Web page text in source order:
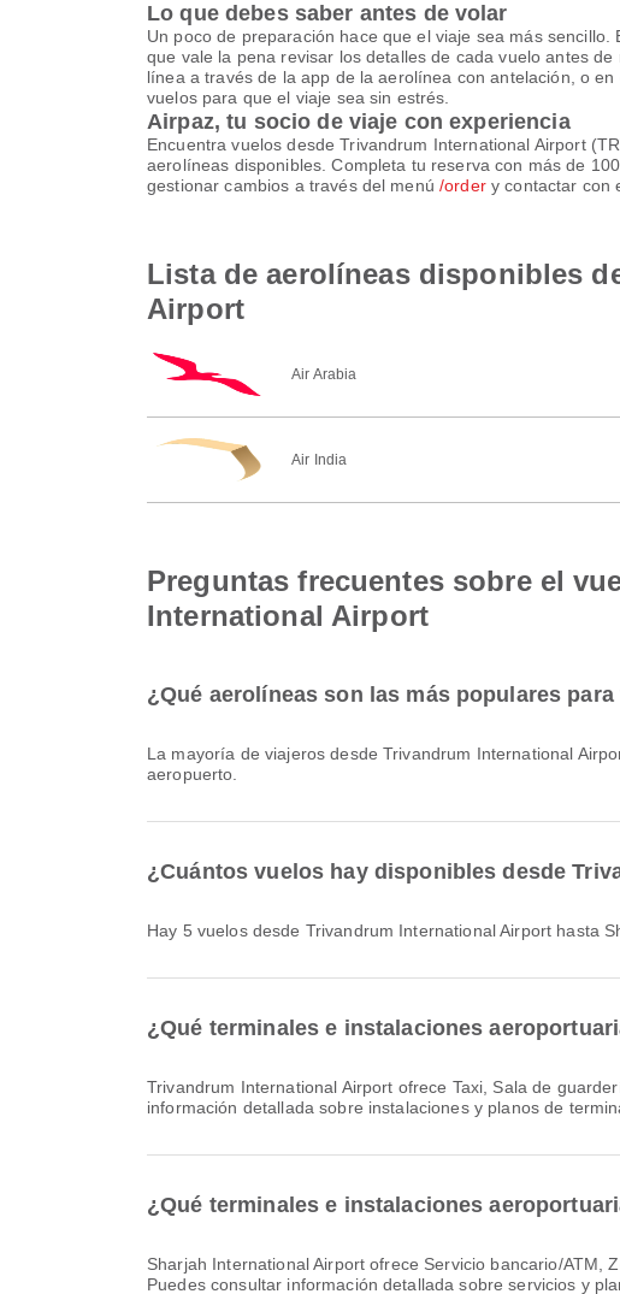
Lo que debes saber antes de volar
Un poco de preparación hace que el viaje sea más
que vale la pena revisar los detalles de cada vuelo antes
línea a través de la app de la aerolínea con antelación, o
vuelos para que el viaje sea sin estrés.
Airpaz, tu socio de viaje con experiencia
Encuentra vuelos desde Trivandrum International Airport
aerolíneas disponibles. Completa tu reserva con más de
gestionar cambios a través del menú/ordery contactar con
Lista de aerolíneas disponibles
Airport
Air Arabia
Air India
Preguntas frecuentes sobre el
International Airport
¿Qué aerolíneas son las más populares
La mayoría de viajeros desde Trivandrum International
aeropuerto.
¿Cuántos vuelos hay disponibles desde
Hay 5 vuelos desde Trivandrum International Airport hasta
¿Qué terminales e instalaciones
Trivandrum International Airport ofrece Taxi, Sala de guardería, Clínica y farmacias y muchos otros servicios para mejorar tu experiencia de viaje. Puedes consultar
información detallada sobre instalaciones y planos de
¿Qué terminales e instalaciones
Sharjah International Airport ofrece Servicio bancario/ATM, Zona de fumadores, Área de espera y muchas otras comodidades para mejorar tu experiencia de viaje.
Puedes consultar información detallada sobre servicios y